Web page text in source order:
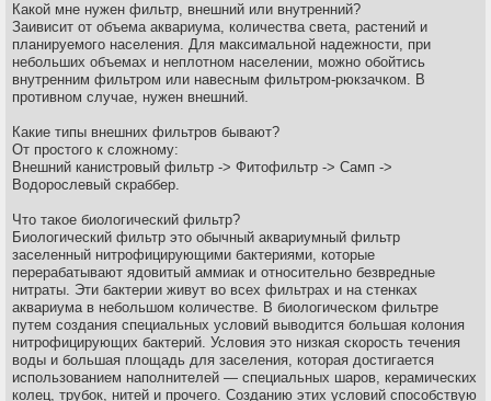
Какой мне нужен фильтр, внешний или внутренний?
Заивисит от объема аквариума, количества света, растений и
планируемого населения. Для максимальной надежности, при
небольших объемах и неплотном населении, можно обойтись
внутренним фильтром или навесным фильтром-рюкзачком. В
противном случае, нужен внешний.
Какие типы внешних фильтров бывают?
От простого к сложному:
Внешний канистровый фильтр -> Фитофильтр -> Самп ->
Водорослевый скраббер.
Что такое биологический фильтр?
Биологический фильтр это обычный аквариумный фильтр
заселенный нитрофицирующими бактериями, которые
перерабатывают ядовитый аммиак и относительно безвредные
нитраты. Эти бактерии живут во всех фильтрах и на стенках
аквариума в небольшом количестве. В биологическом фильтре
путем создания специальных условий выводится большая колония
нитрофицирующих бактерий. Условия это низкая скорость течения
воды и большая площадь для заселения, которая достигается
использованием наполнителей — специальных шаров, керамических
колец, трубок, нитей и прочего. Созданию этих условий способствую